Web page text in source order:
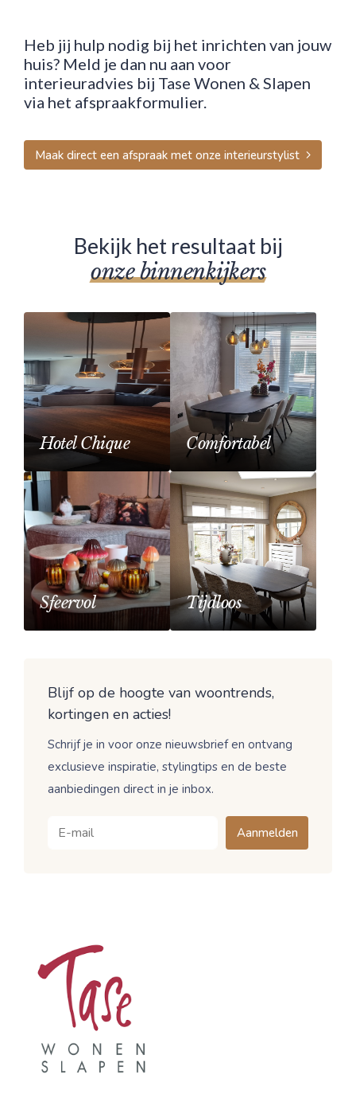
Heb jij hulp nodig bij het inrichten van jouw
huis? Meld je dan nu aan voor
interieuradvies bij Tase Wonen & Slapen
via het afspraakformulier.
Maak direct een afspraak met onze interieurstylist
Bekijk het resultaat bij
onze binnenkijkers
Hotel Chique Comfortabel
Sfeervol Tijdloos
Blijf op de hoogte van woontrends,
kortingen en acties!
Schrijf je in voor onze nieuwsbrief en ontvang
exclusieve inspiratie, stylingtips en de beste
aanbiedingen direct in je inbox.
Aanmelden